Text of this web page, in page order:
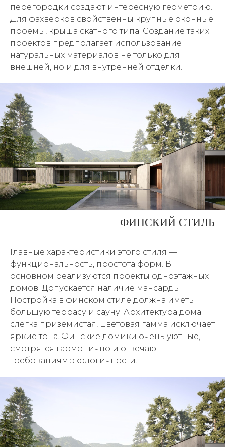
перегородки создают интересную геометрию.
Для фахверков свойственны крупные оконные
проемы, крыша скатного типа. Создание таких
проектов предполагает использование
натуральных материалов не только для
внешней, но и для внутренней отделки.
ФИНСКИЙ СТИЛЬ
Главные характеристики этого стиля —
функциональность, простота форм. В
основном реализуются проекты одноэтажных
домов. Допускается наличие мансарды.
Постройка в финском стиле должна иметь
большую террасу и сауну. Архитектура дома
слегка приземистая, цветовая гамма исключает
яркие тона. Финские домики очень уютные,
смотрятся гармонично и отвечают
требованиям экологичности.